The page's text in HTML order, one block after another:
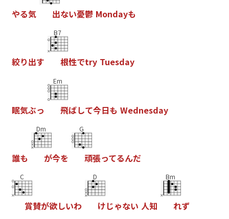
やる気 出ない憂鬱 Mondayも
絞り出す
B7
根性でtry Tuesday
眠気ぶっ
Em
飛ばして今日も Wednesday
誰も
Dm
が今を
G
頑張ってるんだ
C
賞賛が欲しいわ
D
けじゃない 人知
Bm
れず